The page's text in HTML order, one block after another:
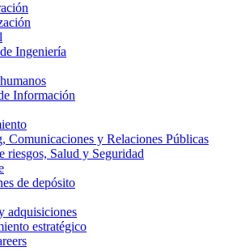
Ingeniería
Información
Comunicaciones y Relaciones Públicas
riesgos, Salud y Seguridad
de depósito
adquisiciones
estratégico